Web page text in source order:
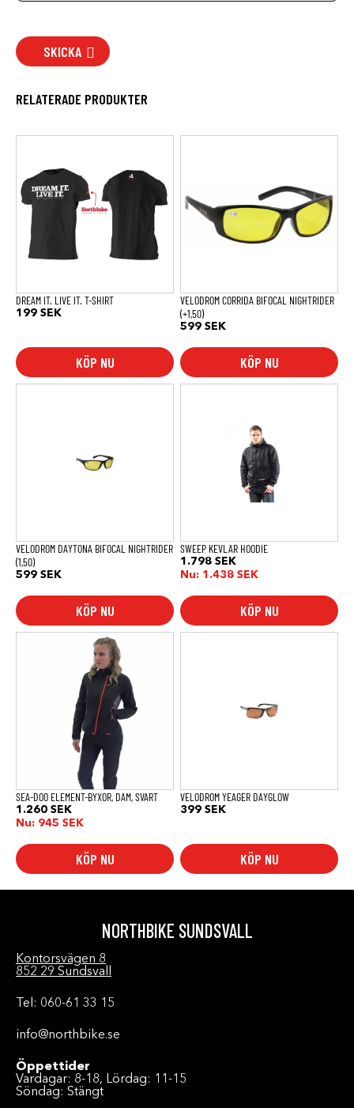
SKICKA
RELATERADE PRODUKTER
DREAM IT. LIVE IT. T-SHIRT
199 SEK
KÖP NU
produkten
har
flera
varianter.
De
olika
alternativen
kan
produktsidan
VELODROM CORRIDA BIFOCAL NIGHTRIDER
(+1,50)
599 SEK
KÖP NU
VELODROM DAYTONA BIFOCAL NIGHTRIDER
(1,50)
599 SEK
KÖP NU
SWEEP KEVLAR HOODIE
1.798 SEK
Nu: 1.438 SEK
KÖP NU
alternativen
produktsidan
SEA-DOO ELEMENT-BYXOR, DAM, SVART
1.260 SEK
Nu: 945 SEK
KÖP NU
alternativen
produktsidan
VELODROM YEAGER DAYGLOW
399 SEK
KÖP NU
NORTHBIKE SUNDSVALL
Kontorsvägen 8
852 29 Sundsvall
Tel: 060-61 33 15
info@northbike.se
Öppettider
Vardagar: 8-18, Lördag: 11-15
Söndag: Stängt